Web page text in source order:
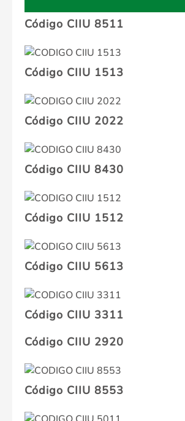
Código CIIU 8511
Código CIIU 1513
Código CIIU 2022
Código CIIU 8430
Código CIIU 1512
Código CIIU 5613
Código CIIU 3311
Código CIIU 2920
Código CIIU 8553